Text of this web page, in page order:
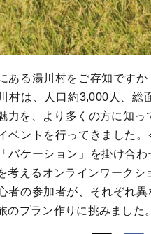
ある湯川村をご存知です
村は、人口約3,000人、総
力を、より多くの方に知
ベントを行ってきました
バケーション」を掛け合
考えるオンラインワーク
者の参加者が、それぞれ
のプラン作りに挑みました。